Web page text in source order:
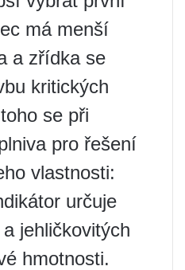
má menší
a zřídka se
kritických
se při
pro řešení
vlastnosti:
určuje
jehličkovitých
hmotnosti.